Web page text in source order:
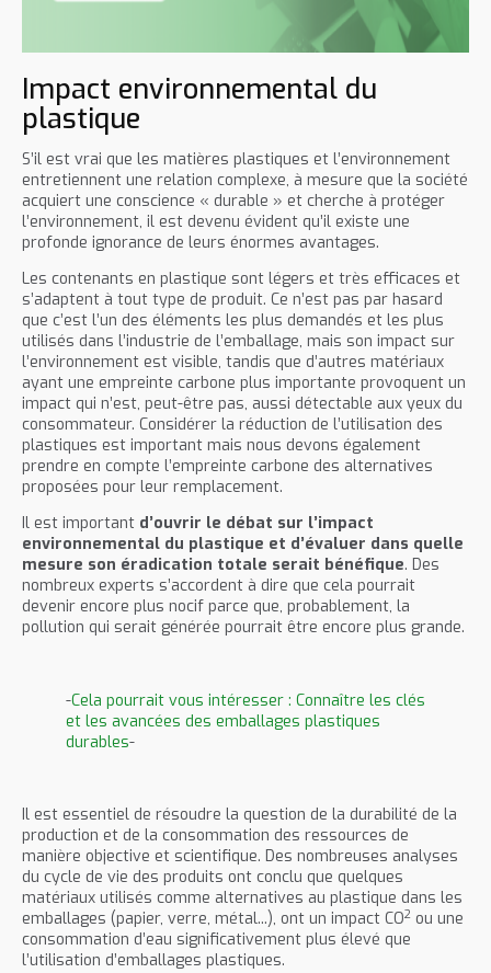
Impact environnemental du
plastique
S’il est vrai que les matières plastiques et l’environnement
entretiennent une relation complexe, à mesure que la société
acquiert une conscience « durable » et cherche à protéger
l’environnement, il est devenu évident qu’il existe une
profonde ignorance de leurs énormes avantages.
Les contenants en plastique sont légers et très efficaces et
s’adaptent à tout type de produit. Ce n’est pas par hasard
que c’est l’un des éléments les plus demandés et les plus
utilisés dans l’industrie de l’emballage, mais son impact sur
l’environnement est visible, tandis que d’autres matériaux
ayant une empreinte carbone plus importante provoquent un
impact qui n’est, peut-être pas, aussi détectable aux yeux du
consommateur. Considérer la réduction de l’utilisation des
plastiques est important mais nous devons également
prendre en compte l’empreinte carbone des alternatives
proposées pour leur remplacement.
Il est important d’ouvrir le débat sur l’impact
environnemental du plastique et d’évaluer dans quelle
mesure son éradication totale serait bénéfique. Des
nombreux experts s’accordent à dire que cela pourrait
devenir encore plus nocif parce que, probablement, la
pollution qui serait générée pourrait être encore plus grande.
-Cela pourrait vous intéresser : Connaître les clés
et les avancées des emballages plastiques
durables-
Il est essentiel de résoudre la question de la durabilité de la
production et de la consommation des ressources de
manière objective et scientifique. Des nombreuses analyses
du cycle de vie des produits ont conclu que quelques
matériaux utilisés comme alternatives au plastique dans les
emballages (papier, verre, métal...), ont un impact CO2 ou une
consommation d’eau significativement plus élevé que
l’utilisation d’emballages plastiques.